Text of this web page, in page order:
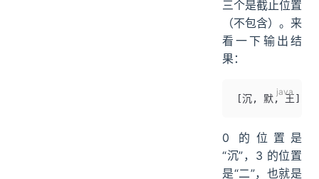
三个是截止位置
（不包含）。来
看一下输出结
果：
[沉, 默, 王]
0 的位置是
“沉”，3 的位置
是“二”，也就是